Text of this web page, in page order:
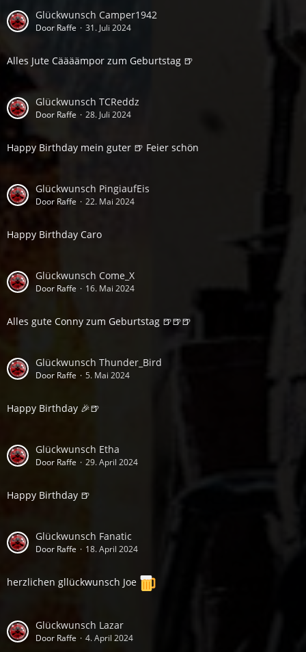
Glückwunsch Camper1942
Door Raffe 31. Juli 2024
Alles Jute Cäääämpor zum Geburtstag 🍺
Glückwunsch TCReddz
Door Raffe 28. Juli 2024
Happy Birthday mein guter 🍺 Feier schön
Glückwunsch PingiaufEis
Door Raffe 22. Mai 2024
Happy Birthday Caro
Glückwunsch Come_X
Door Raffe 16. Mai 2024
Alles gute Conny zum Geburtstag 🍺🍺🍺
Glückwunsch Thunder_Bird
Door Raffe 5. Mai 2024
Happy Birthday 🎉🍺
Glückwunsch Etha
Door Raffe 29. April 2024
Happy Birthday 🍺
Glückwunsch Fanatic
Door Raffe 18. April 2024
herzlichen gllückwunsch Joe
Glückwunsch Lazar
Door Raffe 4. April 2024